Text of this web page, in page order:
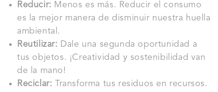
Reducir: Menos es más. Reducir el consumo
es la mejor manera de disminuir nuestra huella
ambiental.
Reutilizar: Dale una segunda oportunidad a
tus objetos. ¡Creatividad y sostenibilidad van
de la mano!
Reciclar: Transforma tus residuos en recursos.